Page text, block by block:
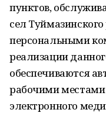
пунктов,
сел
персональными
реализации
обеспечиваются
рабочими местами
электронного